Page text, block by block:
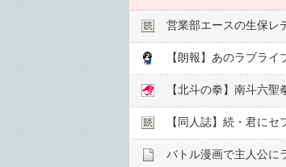
営業部エースの生保レ
【朗報】あのラブライ
【北斗の拳】南斗六
【同人誌】続・君に
バトル漫画で主人公に